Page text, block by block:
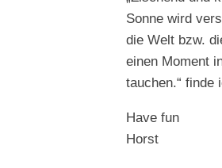
Sonne wird
die Welt bzw.
einen Moment
tauchen.“ finde
Have fun
Horst